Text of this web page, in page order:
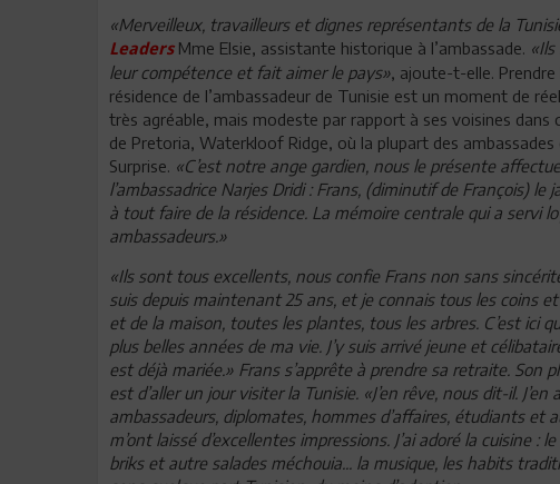
«Merveilleux, travailleurs et dignes représentants de la
Leaders Mme Elsie, assistante historique à l’ambassade. «Ils
leur compétence et fait aimer le pays», ajoute-t-elle. Prendre
résidence de l’ambassadeur de Tunisie est un moment de
très agréable, mais modeste par rapport à ses voisines dans
de Pretoria, Waterkloof Ridge, où la plupart des ambassades
Surprise. «C’est notre ange gardien, nous le présente
l’ambassadrice Narjes Dridi : Frans, (diminutif de François) le
à tout faire de la résidence. La mémoire centrale qui a servi
ambassadeurs.»
«Ils sont tous excellents, nous confie Frans non sans
suis depuis maintenant 25 ans, et je connais tous les coins et
et de la maison, toutes les plantes, tous les arbres. C’est ici
plus belles années de ma vie. J’y suis arrivé jeune et
est déjà mariée.» Frans s’apprête à prendre sa retraite. Son
est d’aller un jour visiter la Tunisie. «J’en rêve, nous dit-il. J’en
ambassadeurs, diplomates, hommes d’affaires, étudiants et
m’ont laissé d’excellentes impressions. J’ai adoré la cuisine :
briks et autre salades méchouia... la musique, les habits